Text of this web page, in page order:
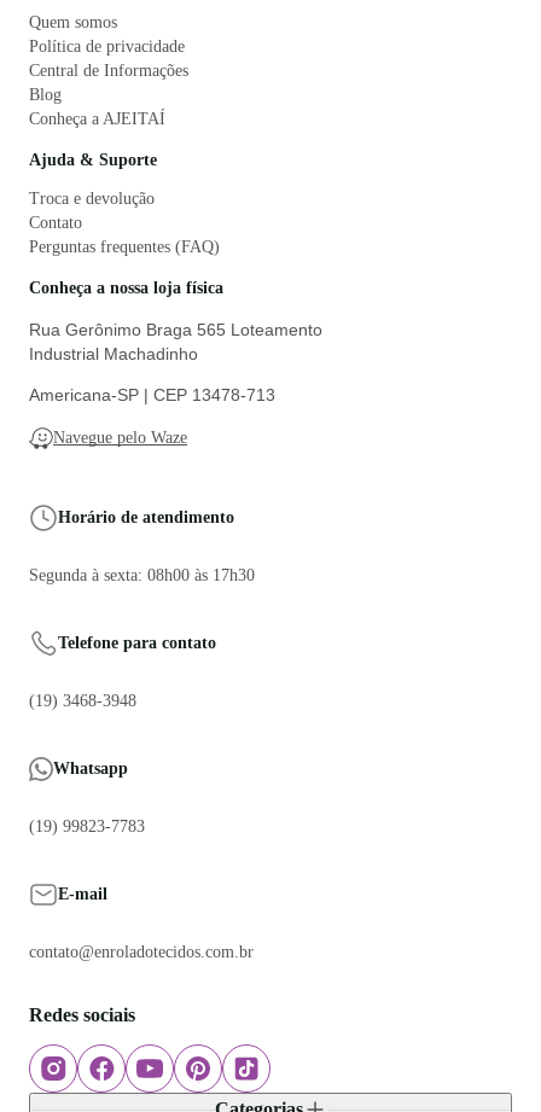
Quem somos
Política de privacidade
Central de Informações
Blog
Conheça a AJEITAÍ
Ajuda & Suporte
Troca e devolução
Contato
Perguntas frequentes (FAQ)
Conheça a nossa loja física
Rua Gerônimo Braga 565 Loteamento
Industrial Machadinho
Americana-SP | CEP 13478-713
Navegue pelo Waze
Horário de atendimento
Segunda à sexta: 08h00 às 17h30
Telefone para contato
(19) 3468-3948
Whatsapp
(19) 99823-7783
E-mail
contato@enroladotecidos.com.br
Redes sociais